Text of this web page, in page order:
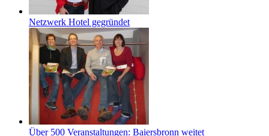
Netzwerk Hotel gegründet
Über 500 Veranstaltungen: Baiersbronn weitet